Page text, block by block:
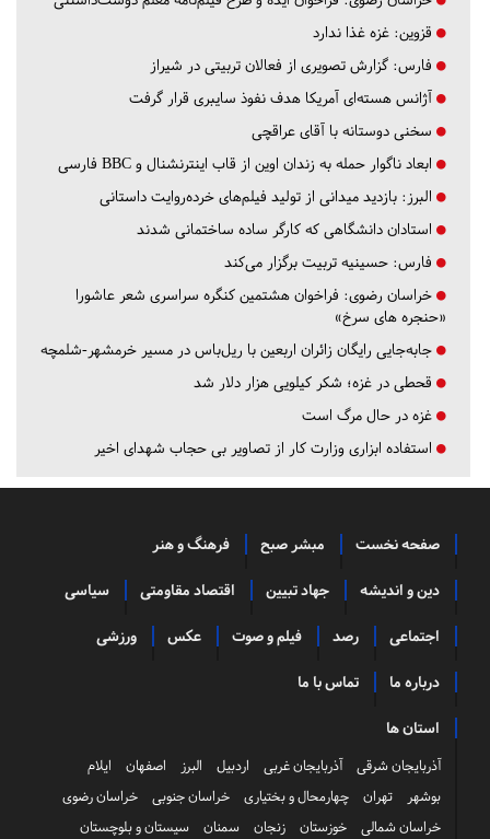
قزوین: غزه غذا ندارد
فارس: گزارش تصویری از فعالان تربیتی در شیراز
آژانس هسته‌ای آمریکا هدف نفوذ سایبری قرار گرفت
سخنی دوستانه با آقای عراقچی
ابعاد ناگوار حمله به زندان اوین از قاب اینترنشنال و BBC فارسی
البرز: بازدید میدانی از تولید فیلم‌های خرده‌روایت داستانی
استادان دانشگاهی که کارگر ساده ساختمانی شدند
فارس: حسینیه تربیت برگزار می‌کند
خراسان رضوی: فراخوان هشتمین کنگره سراسری شعر عاشورا
«حنجره های سرخ»
جابه‌جایی رایگان زائران اربعین با ریل‌باس در مسیر خرمشهر-شلمچه
قحطی در غزه؛ شکر کیلویی هزار دلار شد
غزه در حال مرگ است
استفاده ابزاری وزارت کار از تصاویر بی حجاب شهدای اخیر
صفحه نخست مبشر صبح فرهنگ و هنر
دین و اندیشه جهاد تبیین اقتصاد مقاومتی سیاسی
اجتماعی رصد فیلم و صوت عکس ورزشی
درباره ما تماس با ما
استان ها
آذربایجان شرقی آذربایجان غربی اردبیل البرز اصفهان
ایلام
بوشهر
تهران چهارمحال و بختیاری خراسان جنوبی
خراسان رضوی
خراسان شمالی
خوزستان زنجان سمنان سیستان و بلوچستان